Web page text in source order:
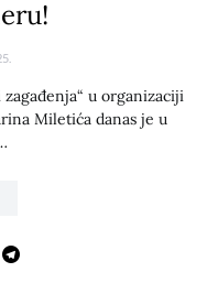
u organizaciji
Miletića danas je u